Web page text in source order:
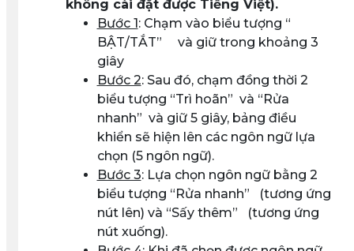
không cài đặt được Tiếng Việt).
Bước 1 : Chạm vào biểu tượng “
BẬT/TẮT”
và giữ trong khoảng 3
giây
Bước 2: Sau đó, chạm đồng thời 2
biểu tượng “Trì hoãn” và “Rửa
nhanh” và giữ 5 giây, bảng điều
khiển sẽ hiện lên các ngôn ngữ lựa
chọn (5 ngôn ngữ).
Bước 3: Lựa chọn ngôn ngữ bằng 2
biểu tượng “Rửa nhanh”
(tương ứng
nút lên) và “Sấy thêm”
(tương ứng
nút xuống).